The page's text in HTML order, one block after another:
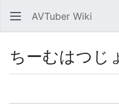
AVTuber Wiki
ちーむはつじ